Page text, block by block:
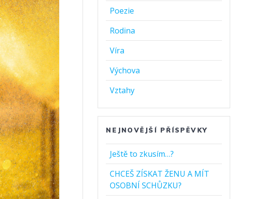
Poezie
Rodina
Víra
Výchova
Vztahy
NEJNOVĚJŠÍ PŘÍSPĚVKY
Ještě to zkusím…?
CHCEŠ ZÍSKAT ŽENU A MÍT
OSOBNÍ SCHŮZKU?